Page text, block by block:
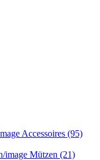
Accessoires (95)
Mützen (21)